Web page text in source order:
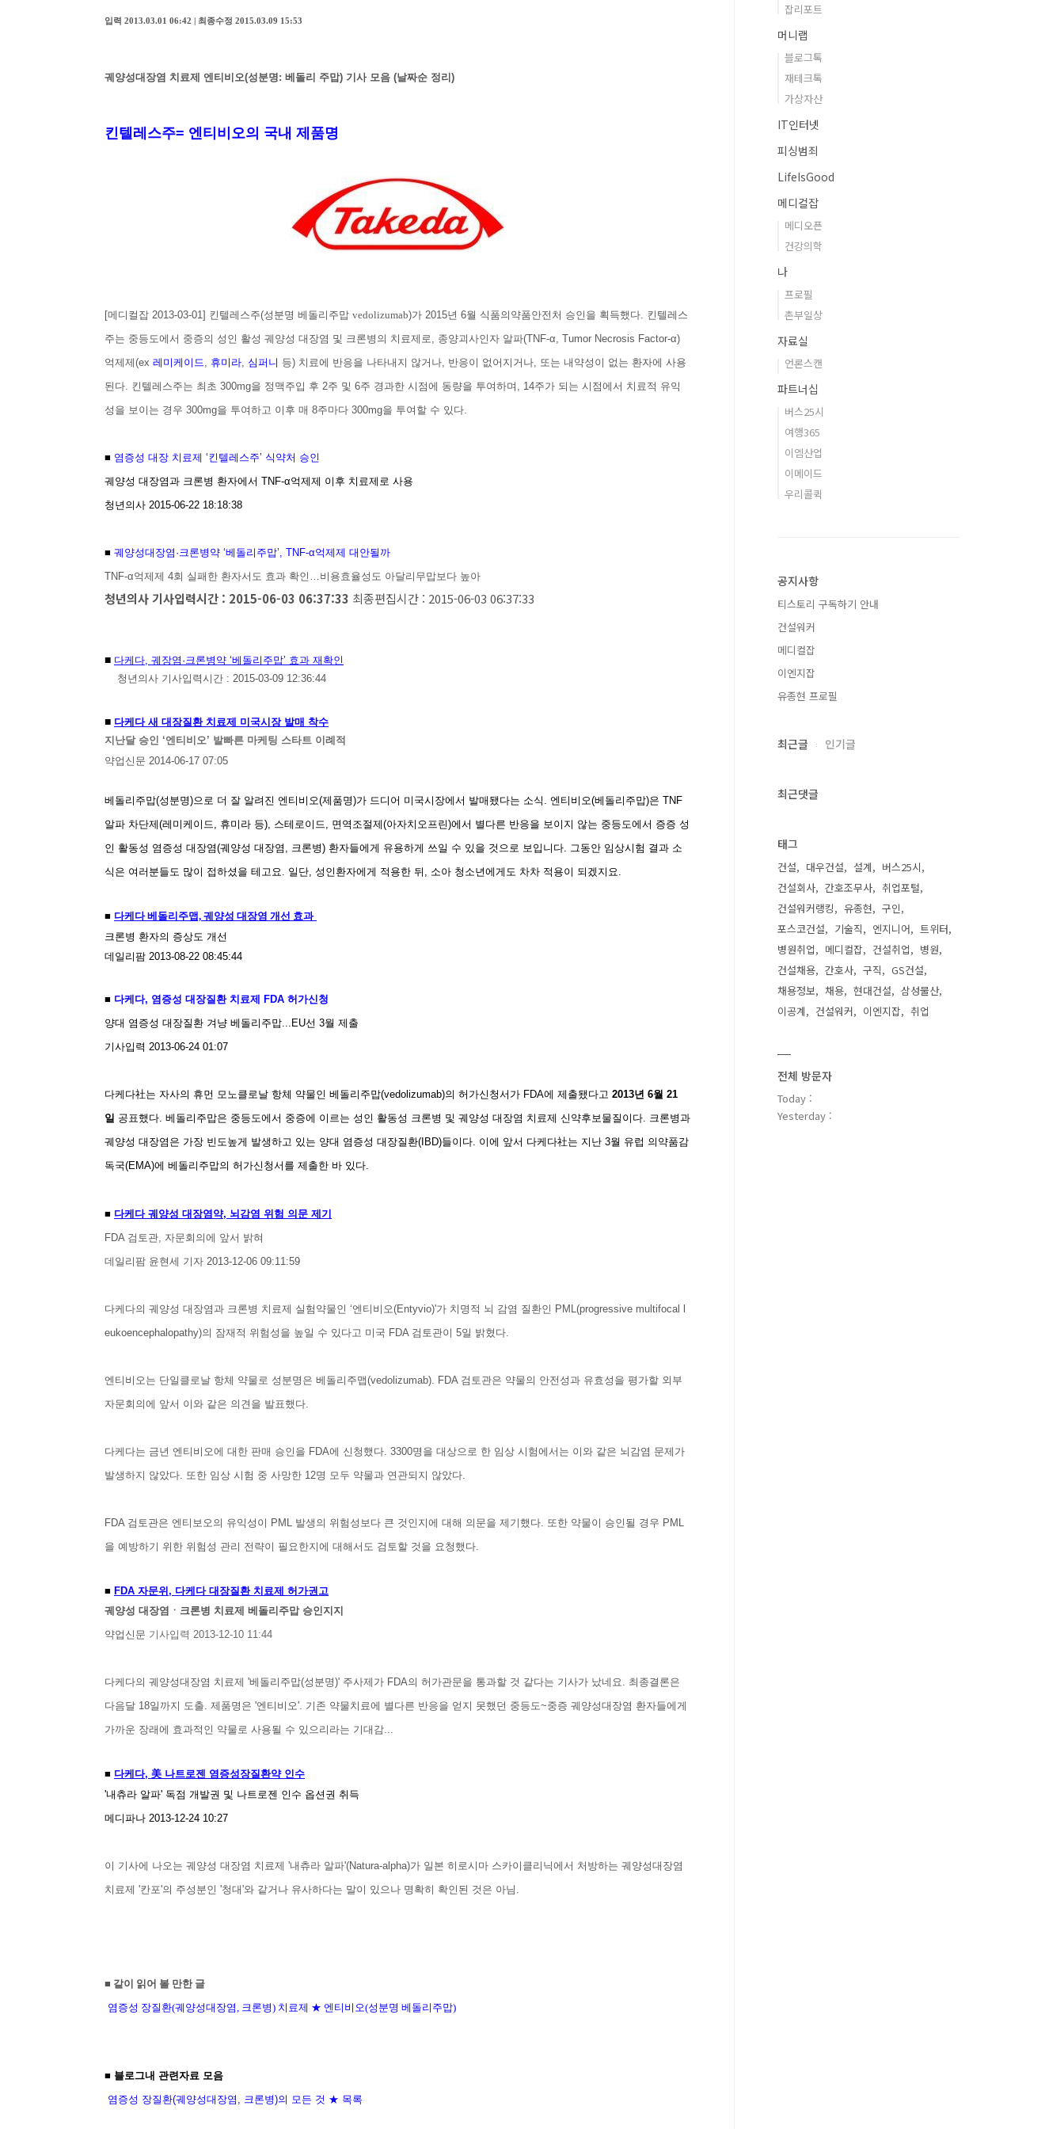
입력 2013.03.01 06:42 | 최종수정 2015.03.09 15:53
궤양성대장염 치료제 엔티비오(성분명: 베돌리 주맙) 기사 모음 (날짜순 정리)
킨텔레스주= 엔티비오의 국내 제품명
[메디컬잡 2013-03-01] 킨텔레스주(성분명 베돌리주맙 vedolizumab)가 2015년 6월 식품의약품안전처 승인을 획득했다. 킨텔레스
주는 중등도에서 중증의 성인 활성 궤양성 대장염 및 크론병의 치료제로, 종양괴사인자 알파(TNF-α, Tumor Necrosis Factor-α)
억제제(ex 레미케이드, 휴미라, 심퍼니 등) 치료에 반응을 나타내지 않거나, 반응이 없어지거나, 또는 내약성이 없는 환자에 사용
된다. 킨텔레스주는 최초 300mg을 정맥주입 후 2주 및 6주 경과한 시점에 동량을 투여하며, 14주가 되는 시점에서 치료적 유익
성을 보이는 경우 300mg을 투여하고 이후 매 8주마다 300mg을 투여할 수 있다.
■ 염증성 대장 치료제 ‘킨텔레스주’ 식약처 승인
궤양성 대장염과 크론병 환자에서 TNF-α억제제 이후 치료제로 사용
청년의사 2015-06-22 18:18:38
■ 궤양성대장염·크론병약 ‘베돌리주맙’, TNF-α억제제 대안될까
TNF-α억제제 4회 실패한 환자서도 효과 확인…비용효율성도 아달리무맙보다 높아
청년의사 기사입력시간 : 2015-06-03 06:37:33 최종편집시간 : 2015-06-03 06:37:33
■ 다케다, 궤장염·크론병약 ‘베돌리주맙’ 효과 재확인
청년의사 기사입력시간 : 2015-03-09 12:36:44
■ 다케다 새 대장질환 치료제 미국시장 발매 착수
지난달 승인 ‘엔티비오’ 발빠른 마케팅 스타트 이례적
약업신문 2014-06-17 07:05
베돌리주맙(성분명)으로 더 잘 알려진 엔티비오(제품명)가 드디어 미국시장에서 발매됐다는 소식. 엔티비오(베돌리주맙)은 TNF
알파 차단제(레미케이드, 휴미라 등), 스테로이드, 면역조절제(아자치오프린)에서 별다른 반응을 보이지 않는 중등도에서 증증 성
인 활동성 염증성 대장염(궤양성 대장염, 크론병) 환자들에게 유용하게 쓰일 수 있을 것으로 보입니다. 그동안 임상시험 결과 소
식은 여러분들도 많이 접하셨을 테고요. 일단, 성인환자에게 적용한 뒤, 소아 청소년에게도 차차 적용이 되겠지요.
■ 다케다 베돌리주맵, 궤양성 대장염 개선 효과
크론병 환자의 증상도 개선
데일리팜 2013-08-22 08:45:44
■ 다케다, 염증성 대장질환 치료제 FDA 허가신청
양대 염증성 대장질환 겨냥 베돌리주맙...EU선 3월 제출
기사입력 2013-06-24 01:07
다케다社는 자사의 휴먼 모노클로날 항체 약물인 베돌리주맙(vedolizumab)의 허가신청서가 FDA에 제출됐다고 2013년 6월 21
일 공표했다. 베돌리주맙은 중등도에서 중증에 이르는 성인 활동성 크론병 및 궤양성 대장염 치료제 신약후보물질이다. 크론병과
궤양성 대장염은 가장 빈도높게 발생하고 있는 양대 염증성 대장질환(IBD)들이다. 이에 앞서 다케다社는 지난 3월 유럽 의약품감
독국(EMA)에 베돌리주맙의 허가신청서를 제출한 바 있다.
■ 다케다 궤양성 대장염약, 뇌감염 위험 의문 제기
FDA 검토관, 자문회의에 앞서 밝혀
데일리팜 윤현세 기자 2013-12-06 09:11:59
다케다의 궤양성 대장염과 크론병 치료제 실험약물인 ‘엔티비오(Entyvio)'가 치명적 뇌 감염 질환인 PML(progressive multifocal l
eukoencephalopathy)의 잠재적 위험성을 높일 수 있다고 미국 FDA 검토관이 5일 밝혔다.
엔티비오는 단일클로날 항체 약물로 성분명은 베돌리주맵(vedolizumab). FDA 검토관은 약물의 안전성과 유효성을 평가할 외부
자문회의에 앞서 이와 같은 의견을 발표했다.
다케다는 금년 엔티비오에 대한 판매 승인을 FDA에 신청했다. 3300명을 대상으로 한 임상 시험에서는 이와 같은 뇌감염 문제가
발생하지 않았다. 또한 임상 시험 중 사망한 12명 모두 약물과 연관되지 않았다.
FDA 검토관은 엔티보오의 유익성이 PML 발생의 위험성보다 큰 것인지에 대해 의문을 제기했다. 또한 약물이 승인될 경우 PML
을 예방하기 위한 위험성 관리 전략이 필요한지에 대해서도 검토할 것을 요청했다.
■ FDA 자문위, 다케다 대장질환 치료제 허가권고
궤양성 대장염ㆍ크론병 치료제 베돌리주맙 승인지지
약업신문 기사입력 2013-12-10 11:44
다케다의 궤양성대장염 치료제 '베돌리주맙(성분명)' 주사제가 FDA의 허가관문을 통과할 것 같다는 기사가 났네요. 최종결론은
다음달 18일까지 도출. 제품명은 '엔티비오'. 기존 약물치료에 별다른 반응을 얻지 못했던 중등도~중증 궤양성대장염 환자들에게
가까운 장래에 효과적인 약물로 사용될 수 있으리라는 기대감...
■ 다케다, 美 나트로젠 염증성장질환약 인수
'내츄라 알파' 독점 개발권 및 나트로젠 인수 옵션권 취득
메디파나 2013-12-24 10:27
이 기사에 나오는 궤양성 대장염 치료제 '내츄라 알파'(Natura-alpha)가 일본 히로시마 스카이클리닉에서 처방하는 궤양성대장염
치료제 '칸포'의 주성분인 '청대'와 같거나 유사하다는 말이 있으나 명확히 확인된 것은 아님.
■ 같이 읽어 볼 만한 글
염증성 장질환(궤양성대장염, 크론병) 치료제 ★ 엔티비오(성분명 베돌리주맙)
■ 블로그내 관련자료 모음
염증성 장질환(궤양성대장염, 크론병)의 모든 것 ★ 목록
잡리포트
머니랩
블로그톡
재테크톡
가상자산
IT인터넷
피싱범죄
LifeIsGood
메디컬잡
메디오픈
건강의학
나
프로필
촌부일상
자료실
언론스캔
파트너십
버스25시
여행365
이엠산업
이메이드
우리콜퀵
공지사항
티스토리 구독하기 안내
건설워커
메디컬잡
이엔지잡
유종현 프로필
최근글 인기글
최근댓글
태그
건설 대우건설 설계
버스25시
건설회사
간호조무사
취업포털
건설워커랭킹
유종현
구인
포스코건설
기술직 엔지니어
트위터
병원취업
메디컬잡 건설취업
병원
건설채용
간호사 구직
GS건설
채용정보
채용 현대건설
삼성물산
이공계
건설워커 이엔지잡 취업
전체 방문자
Today :
Yesterday :